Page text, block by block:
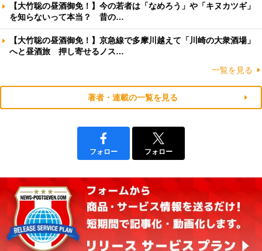
【大竹聡の昼酒御免！】今の若者は「なめろう」や「キヌカツギ」
を知らないって本当？ 昔の…
【大竹聡の昼酒御免！】京急線で多摩川越えて「川崎の大衆酒場」
へと昼酒旅 押し寄せるノス…
一覧を見る
著者・連載の一覧を見る
フォロー フォロー